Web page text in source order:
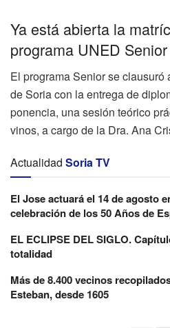
Ya está abierta la
programa UNED
El programa Senior se clausuró
de Soria con la entrega de
ponencia, una sesión teórico
vinos, a cargo de la Dra. Ana
Actualidad Soria TV
El Jose actuará el 14 de agosto
celebración de los 50 Años de
EL ECLIPSE DEL SIGLO.
totalidad
Más de 8.400 vecinos
Esteban, desde 1605